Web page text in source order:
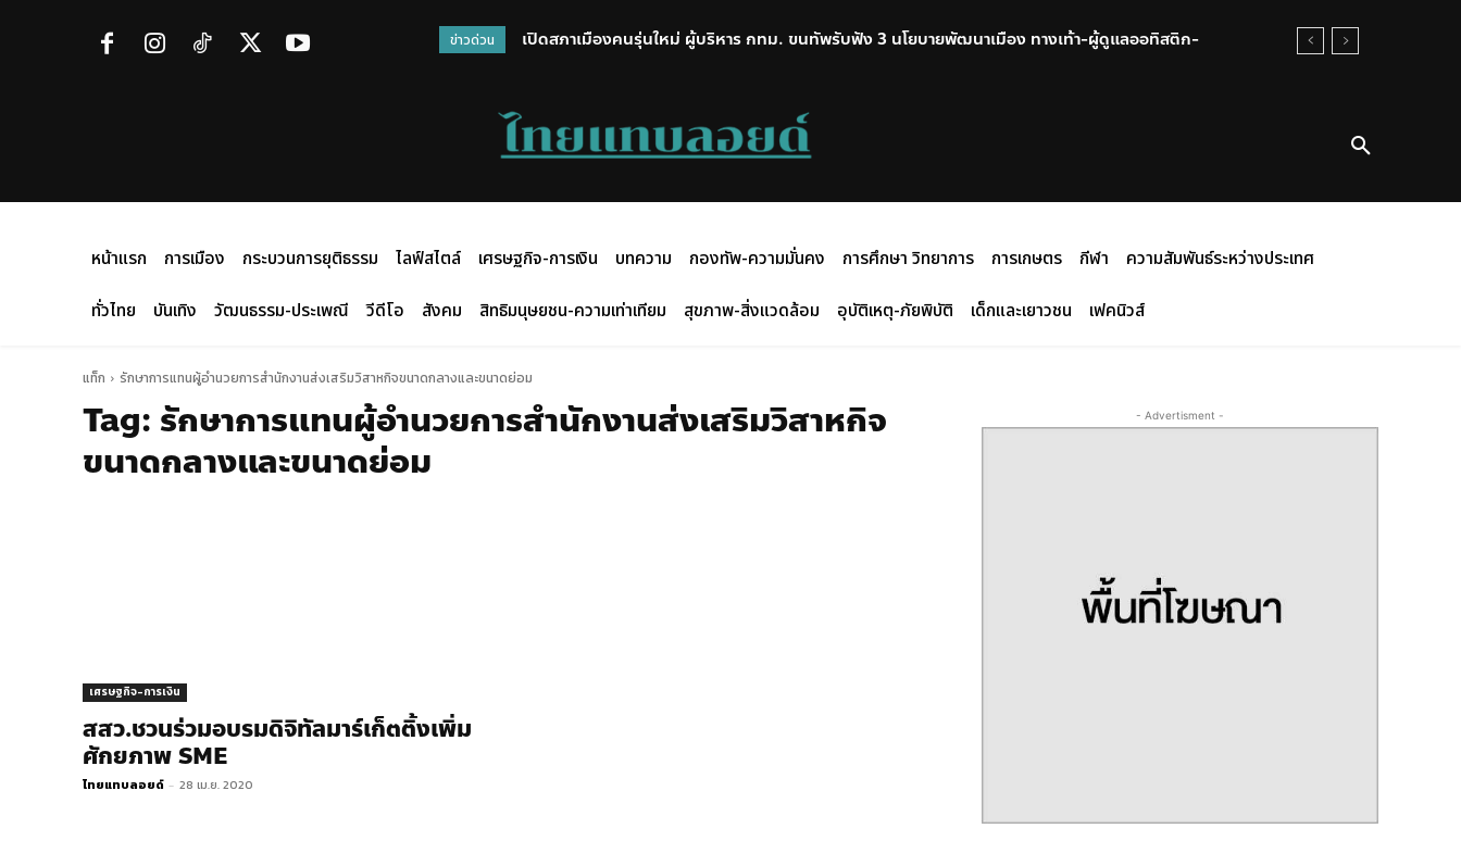
ข่าวด่วน
เปิดสภาเมืองคนรุ่นใหม่ ผู้บริหาร กทม. ขนทัพรับฟัง 3 นโยบายพัฒนาเมือง ทางเท้า-ผู้ดูแลออทิสติก-
หน้าแรก การเมือง กระบวนการยุติธรรม ไลฟ์สไตล์ เศรษฐกิจ-การเงิน บทความ กองทัพ-ความมั่นคง การศึกษา วิทยาการ การเกษตร กีฬา
ความสัมพันธ์ระหว่างประเทศ
ทั่วไทย
บันเทิง วัฒนธรรม-ประเพณี วีดีโอ สังคม สิทธิมนุษยชน-ความเท่าเทียม สุขภาพ-สิ่งแวดล้อม อุบัติเหตุ-ภัยพิบัติ เด็กและเยาวชน เฟคนิวส์
แท็ก รักษาการแทนผู้อำนวยการสำนักงานส่งเสริมวิสาหกิจขนาดกลางและขนาดย่อม
Tag: รักษาการแทนผู้อำนวยการสำนักงานส่งเสริมวิสาหกิจ
ขนาดกลางและขนาดย่อม
เศรษฐกิจ-การเงิน
สสว.ชวนร่วมอบรมดิจิทัลมาร์เก็ตติ้งเพิ่ม
ศักยภาพ SME
ไทยแทบลอยด์ - 28 เม.ย. 2020
- Advertisment -